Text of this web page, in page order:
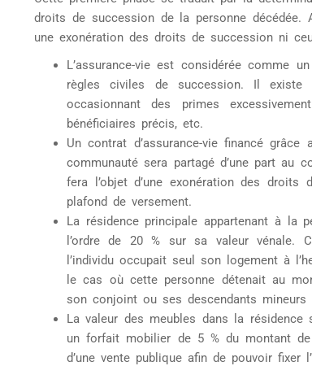
droits de succession de la personne
une exonération des droits de succession ni
L’assurance-vie est considérée comme
règles civiles de succession. Il existe
occasionnant des primes
bénéficiaires précis, etc.
Un contrat d’assurance-vie financé
communauté sera partagé d’une part au
fera l’objet d’une exonération des
plafond de versement.
La résidence principale appartenant à la
l’ordre de 20 % sur sa valeur vénale.
l’individu occupait seul son logement à
le cas où cette personne détenait au
son conjoint ou ses descendants mineurs
La valeur des meubles dans la
un forfait mobilier de 5 % du montant
d’une vente publique afin de pouvoir fixer